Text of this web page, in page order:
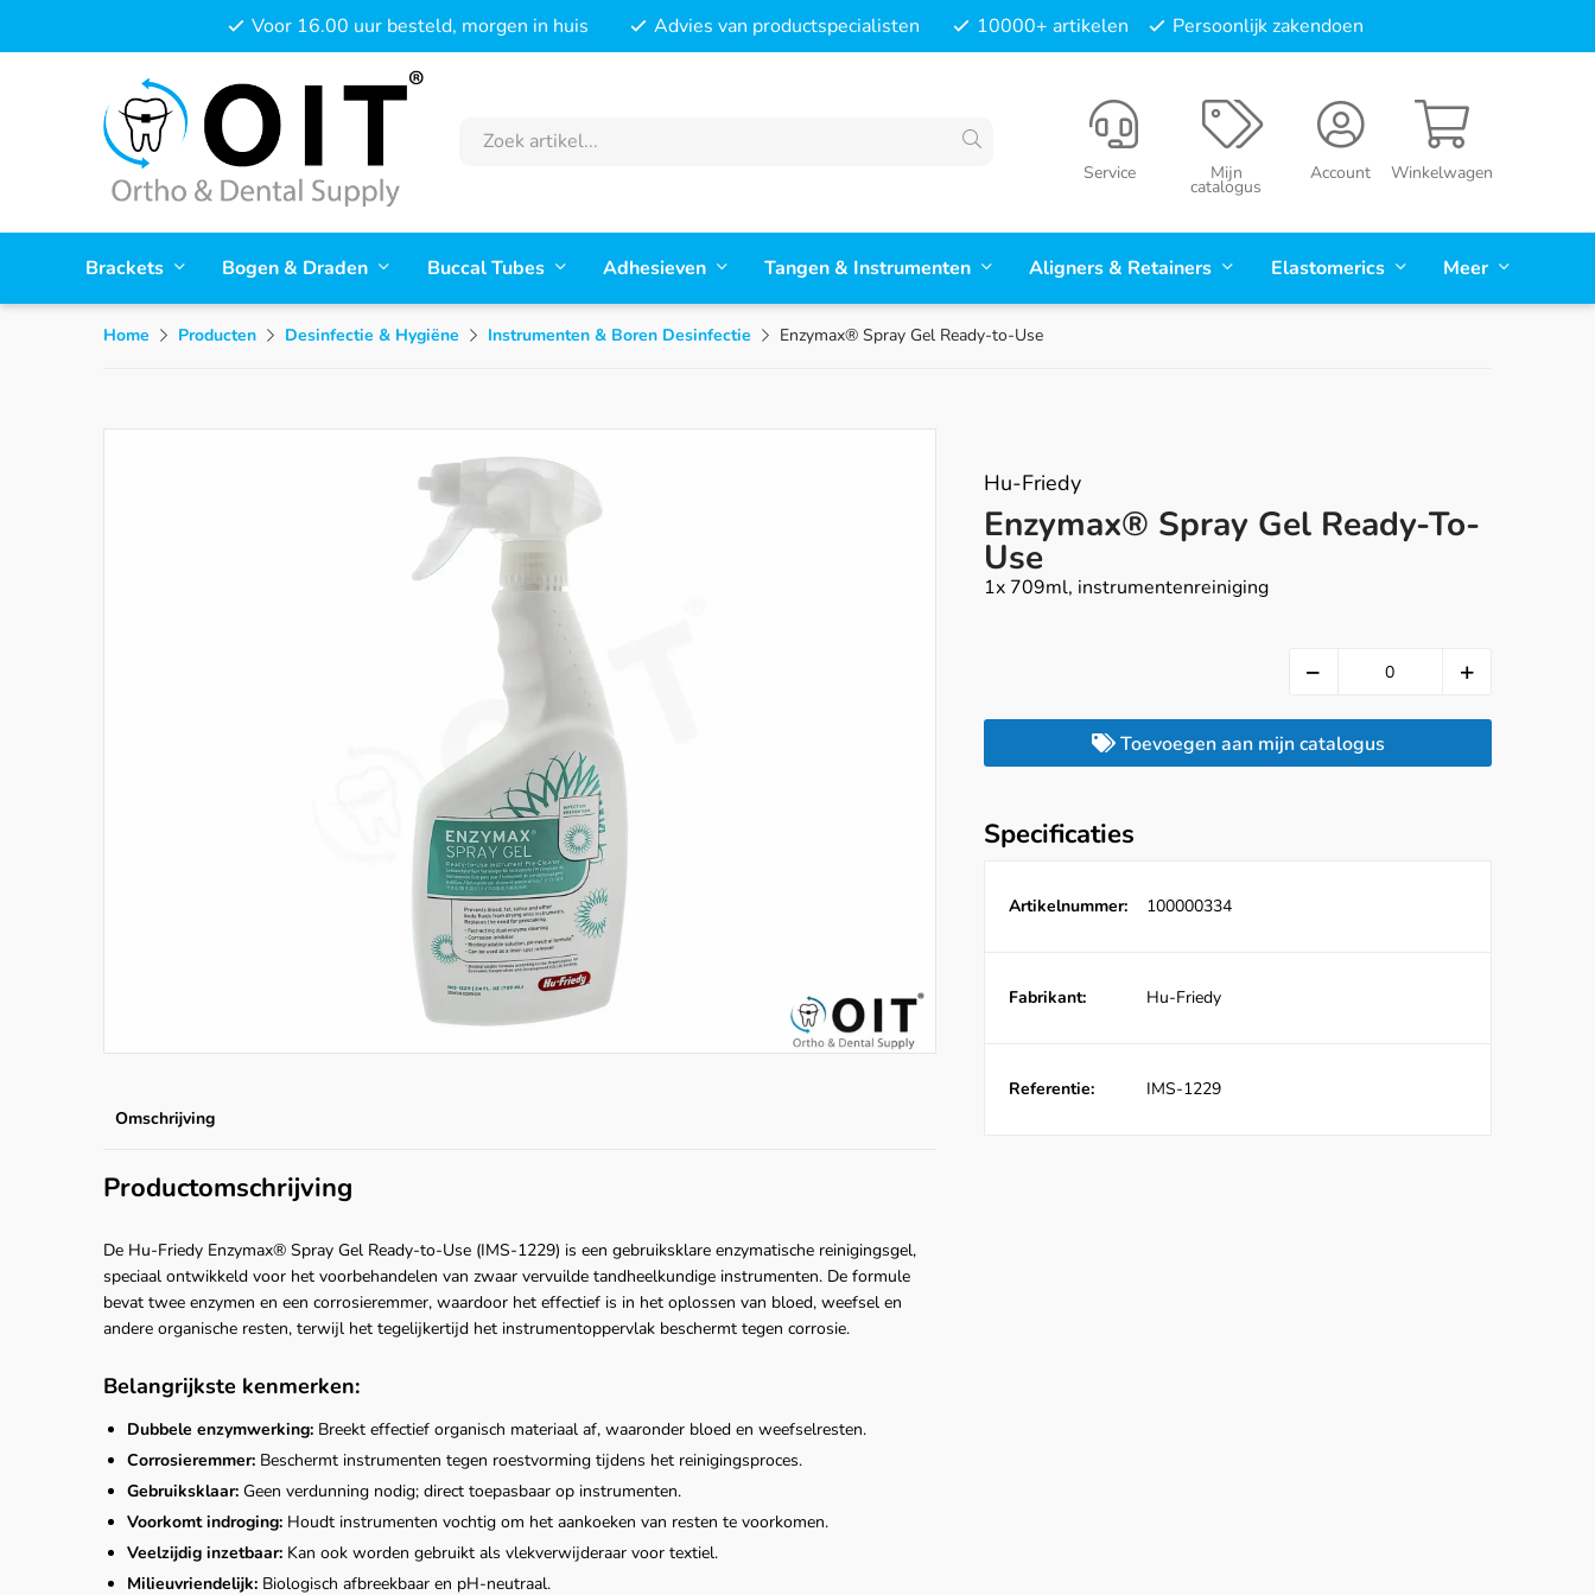
Voor 16.00 uur besteld, morgen in huis Advies van productspecialisten 10000+ artikelen Persoonlijk zakendoen
Winkelwagen
Account
Mijn
catalogus
Service
Brackets Bogen & Draden Buccal Tubes Adhesieven Tangen & Instrumenten Aligners & Retainers Elastomerics Meer
Home Producten Desinfectie & Hygiëne Instrumenten & Boren Desinfectie Enzymax® Spray Gel Ready-to-Use
Omschrijving
Productomschrijving
De Hu-Friedy Enzymax® Spray Gel Ready-to-Use (IMS-1229) is een gebruiksklare enzymatische reinigingsgel,
speciaal ontwikkeld voor het voorbehandelen van zwaar vervuilde tandheelkundige instrumenten. De formule
bevat twee enzymen en een corrosieremmer, waardoor het effectief is in het oplossen van bloed, weefsel en
andere organische resten, terwijl het tegelijkertijd het instrumentoppervlak beschermt tegen corrosie.
Belangrijkste kenmerken:
Dubbele enzymwerking: Breekt effectief organisch materiaal af, waaronder bloed en weefselresten.
Corrosieremmer: Beschermt instrumenten tegen roestvorming tijdens het reinigingsproces.
Gebruiksklaar: Geen verdunning nodig; direct toepasbaar op instrumenten.
Voorkomt indroging: Houdt instrumenten vochtig om het aankoeken van resten te voorkomen.
Veelzijdig inzetbaar: Kan ook worden gebruikt als vlekverwijderaar voor textiel.
Milieuvriendelijk: Biologisch afbreekbaar en pH-neutraal.
Hu-Friedy
Enzymax® Spray Gel Ready-To-
Use
1x 709ml, instrumentenreiniging
Toevoegen aan mijn catalogus
Specificaties
Artikelnummer: 100000334
Fabrikant: Hu-Friedy
Referentie: IMS-1229